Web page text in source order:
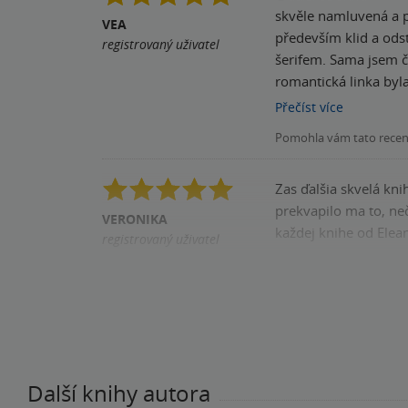
VEA
registrovaný uživatel
skvěle namluvená a poslouchala se sama Abigail se rozhodne
především klid a
šerifem. Sama jsem čučela, jak to mezi nimi
romantická linka
atmosféra podzimu
vcítit, nicméně
Přečíst více
Pomohla vám tato
VERONIKA
Zas ďalšia skvelá kniha od Eleanor Super oddychovka, spicy romantika,
prekvapilo ma to,
každej knihe od
Další knihy autora